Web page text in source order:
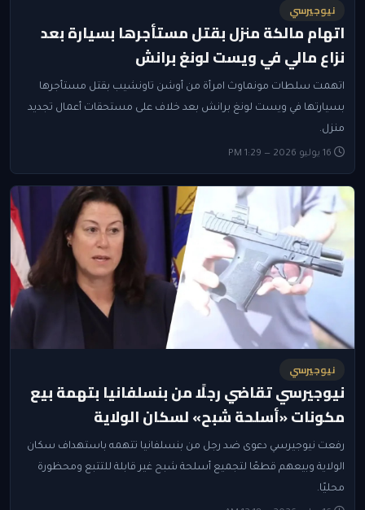
نيوجيرسي
اتهام مالكة منزل بقتل مستأجرها بسيارة بعد
نزاع مالي في ويست لونغ برانش
اتهمت سلطات مونماوث امرأة من أوشن تاونشيب بقتل مستأجرها
بسيارتها في ويست لونغ برانش بعد خلاف على مستحقات أعمال تجديد
منزل.
نيوجيرسي
نيوجيرسي تقاضي رجلًا من بنسلفانيا بتهمة بيع
مكونات «أسلحة شبح» لسكان الولاية
رفعت نيوجيرسي دعوى ضد رجل من بنسلفانيا تتهمه باستهداف سكان
الولاية وبيعهم قطعًا لتجميع أسلحة شبح غير قابلة للتتبع ومحظورة
محليًا.